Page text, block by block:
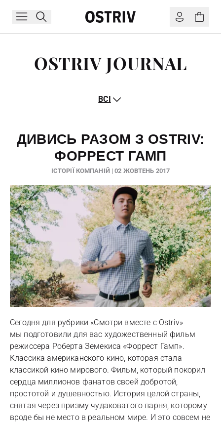
OSTRIV JOURNAL
ВСІ
ДИВИСЬ РАЗОМ З OSTRIV:
ФОРРЕСТ ГАМП
ІСТОРІЇ КОМПАНІЙ | 02 ЖОВТЕНЬ 2017
Сегодня для рубрики «Смотри вместе с Ostriv»
мы подготовили для вас художественный фильм
режиссера Роберта Земекиса «Форрест Гамп».
Классика американского кино, которая стала
классикой кино мирового. Фильм, который покорил
сердца миллионов фанатов своей добротой,
простотой и душевностью. История целой страны,
снятая через призму чудаковатого парня, которому
вроде бы не место в реальном мире. И это совсем не